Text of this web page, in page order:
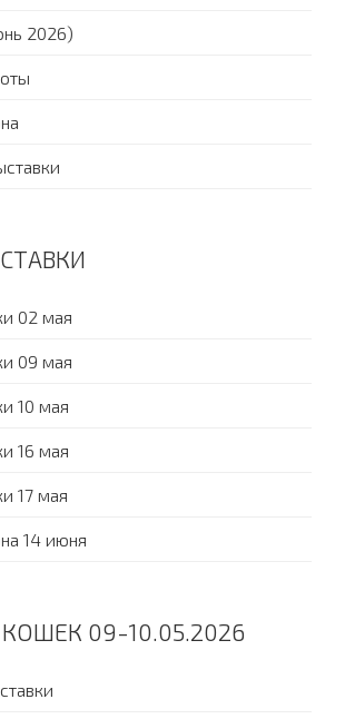
2026)
02 мая
09 мая
10 мая
16 мая
17 мая
14 июня
09-10.05.2026